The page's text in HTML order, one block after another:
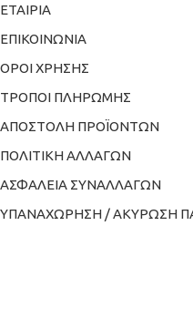
ΕΤΑΙΡΙΑ
ΕΠΙΚΟΙΝΩΝΙΑ
ΟΡΟΙ ΧΡΗΣΗΣ
ΤΡΟΠΟΙ ΠΛΗΡΩΜΗΣ
ΑΠΟΣΤΟΛΗ ΠΡΟΪΟΝΤΩΝ
ΠΟΛΙΤΙΚΗ ΑΛΛΑΓΩΝ
ΑΣΦΑΛΕΙΑ ΣΥΝΑΛΛΑΓΩΝ
ΥΠΑΝΑΧΩΡΗΣΗ / ΑΚΥΡΩΣΗ